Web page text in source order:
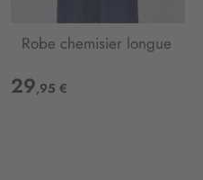
Robe chemisier longue
29,95 €